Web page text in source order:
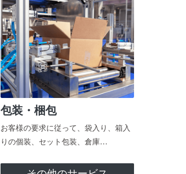
包装・梱包
お客様の要求に従って、袋入り、箱入
りの個装、セット包装、倉庫…